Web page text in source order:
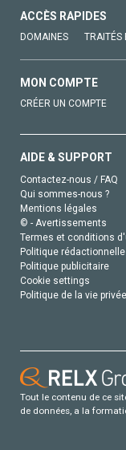
ACCÈS RAPIDES
DOMAINES TRAITÉS
MON COMPTE
CRÉER UN COMPTE
AIDE & SUPPORT
Contactez-nous / FAQ
Qui sommes-nous ?
Mentions légales
© - Avertissements
Termes et conditions
Politique rédactionnelle
Politique publicitaire
Cookie settings
Politique de la vie privée
Tout le contenu de ce
de données, a la